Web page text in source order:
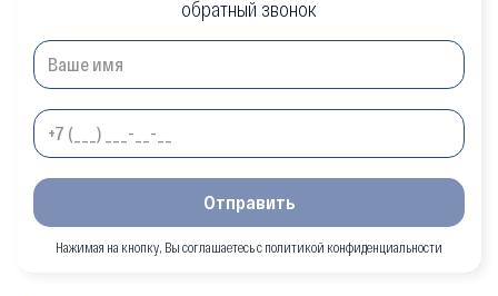
обратный звонок
Отправить
Нажимая на кнопку, Вы соглашаетесь с политикой конфиденциальности